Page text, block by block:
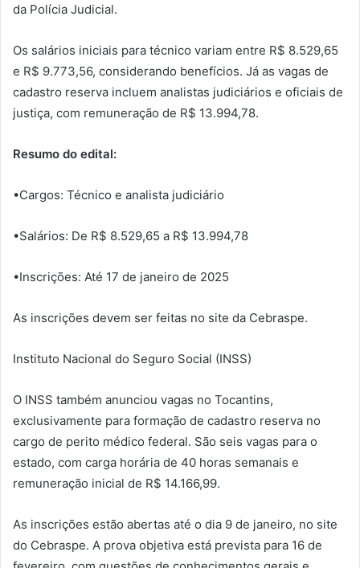
da Polícia Judicial.
Os salários iniciais para técnico variam entre R$ 8.529,65
e R$ 9.773,56, considerando benefícios. Já as vagas de
cadastro reserva incluem analistas judiciários e oficiais de
justiça, com remuneração de R$ 13.994,78.
Resumo do edital:
•Cargos: Técnico e analista judiciário
•Salários: De R$ 8.529,65 a R$ 13.994,78
•Inscrições: Até 17 de janeiro de 2025
As inscrições devem ser feitas no site da Cebraspe.
Instituto Nacional do Seguro Social (INSS)
O INSS também anunciou vagas no Tocantins,
exclusivamente para formação de cadastro reserva no
cargo de perito médico federal. São seis vagas para o
estado, com carga horária de 40 horas semanais e
remuneração inicial de R$ 14.166,99.
As inscrições estão abertas até o dia 9 de janeiro, no site
do Cebraspe. A prova objetiva está prevista para 16 de